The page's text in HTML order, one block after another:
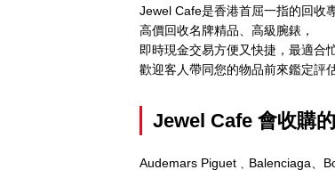
Jewel Cafe是香港首屈一指的回收
高價回收名牌精品、高級腕錶，
即時現金交易方便又快捷，最適合
歡迎客人帶同您的物品前來鑑定評估
Jewel Cafe 會收購
Audemars Piguet﹑Balenciaga、